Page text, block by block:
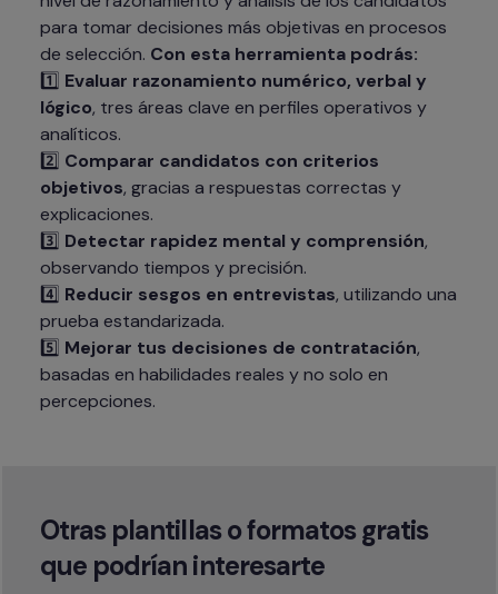
para tomar decisiones más objetivas en procesos
de selección. Con esta herramienta podrás:
1️⃣ Evaluar razonamiento numérico, verbal y
lógico, tres áreas clave en perfiles operativos y
analíticos.
2️⃣ Comparar candidatos con criterios
objetivos, gracias a respuestas correctas y
explicaciones.
3️⃣ Detectar rapidez mental y comprensión,
observando tiempos y precisión.
4️⃣ Reducir sesgos en entrevistas, utilizando una
prueba estandarizada.
5️⃣ Mejorar tus decisiones de contratación,
basadas en habilidades reales y no solo en
percepciones.
Otras plantillas o formatos gratis
que podrían interesarte